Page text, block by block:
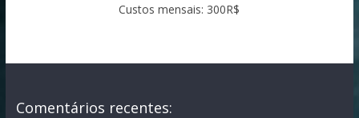
Custos mensais: 300R$
Comentários recentes: